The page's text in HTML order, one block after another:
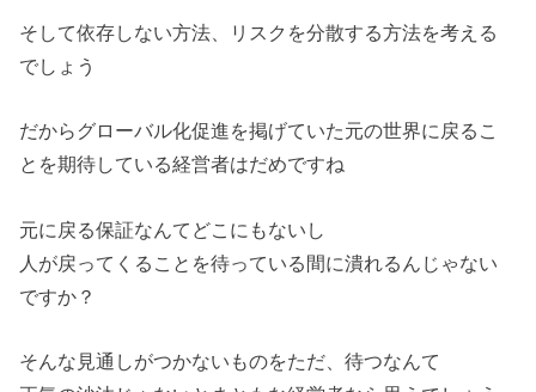
そして依存しない方法、リスクを分散する方法を考える
でしょう
だからグローバル化促進を掲げていた元の世界に戻るこ
とを期待している経営者はだめですね
元に戻る保証なんてどこにもないし
人が戻ってくることを待っている間に潰れるんじゃない
ですか？
そんな見通しがつかないものをただ、待つなんて